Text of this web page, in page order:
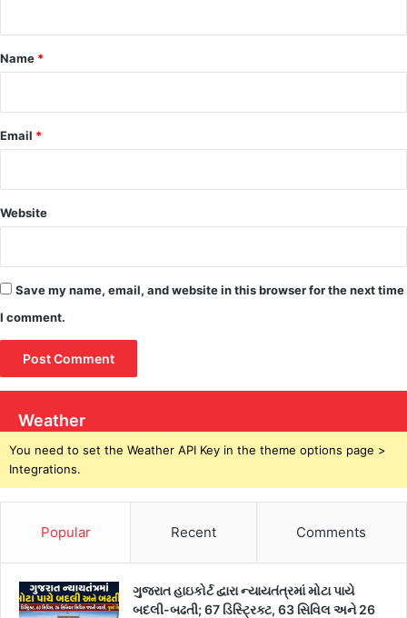
*
Name *
Email *
Website
Save my name, email, and website in this browser for the next time
I comment.
Weather
You need to set the Weather API Key in the theme options page >
Integrations.
Popular Recent Comments
ગુજરાત હાઇકોર્ટ દ્વારા ન્યાયતંત્રમાં મોટા પાયે
બદલી-બઢતી; 67 ડિસ્ટ્રિક્ટ, 63 સિવિલ અને 26